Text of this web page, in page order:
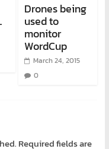
Drones being
used to
monitor
WordCup
March 24, 2015
0
Required fields are